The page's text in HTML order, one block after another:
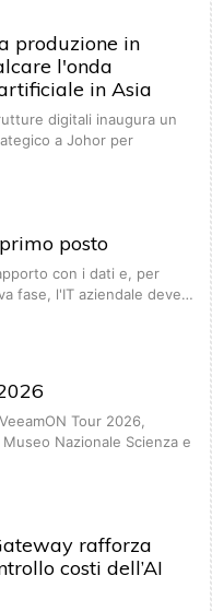
produzione in
l'onda
in Asia
digitali inaugura un
a Johor per
posto
con i dati e, per
fase, l'IT aziendale deve…
Tour 2026,
Nazionale Scienza e
rafforza
costi dell’AI